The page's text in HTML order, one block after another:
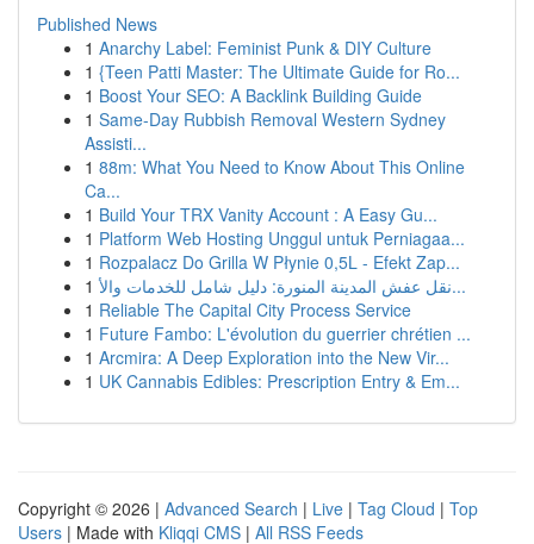
Published News
1 Anarchy Label: Feminist Punk & DIY Culture
1 {Teen Patti Master: The Ultimate Guide for Ro...
1 Boost Your SEO: A Backlink Building Guide
1 Same-Day Rubbish Removal Western Sydney
Assisti...
1 88m: What You Need to Know About This Online
Ca...
1 Build Your TRX Vanity Account : A Easy Gu...
1 Platform Web Hosting Unggul untuk Perniagaa...
1 Rozpalacz Do Grilla W Płynie 0,5L - Efekt Zap...
1
نقل عفش المدينة المنورة: دليل شامل للخدمات والأ...
1 Reliable The Capital City Process Service
1 Future Fambo: L'évolution du guerrier chrétien ...
1 Arcmira: A Deep Exploration into the New Vir...
1 UK Cannabis Edibles: Prescription Entry & Em...
Copyright © 2026 | Advanced Search | Live | Tag Cloud | Top
Users | Made with Kliqqi CMS | All RSS Feeds